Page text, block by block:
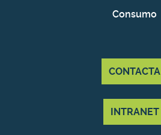
Consumo
CONTACTA
INTRANET